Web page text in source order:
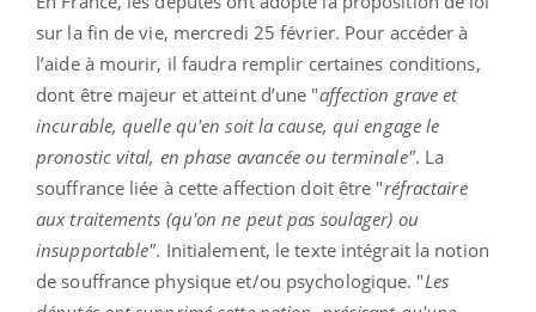
sur la fin de vie, mercredi 25 février. Pour accéder à
l’aide à mourir, il faudra remplir certaines conditions,
dont être majeur et atteint d’une "affection grave et
incurable, quelle qu'en soit la cause, qui engage le
pronostic vital, en phase avancée ou terminale". La
souffrance liée à cette affection doit être "réfractaire
aux traitements (qu'on ne peut pas soulager) ou
insupportable". Initialement, le texte intégrait la notion
de souffrance physique et/ou psychologique. "Les